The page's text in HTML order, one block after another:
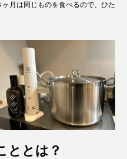
月は同じものを食べるので、ひた
ととは？